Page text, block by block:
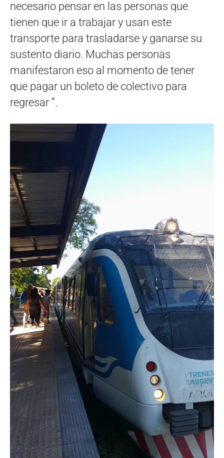
necesario pensar en las personas que
tienen que ir a trabajar y usan este
transporte para trasladarse y ganarse su
sustento diario. Muchas personas
manifestaron eso al momento de tener
que pagar un boleto de colectivo para
regresar ”.